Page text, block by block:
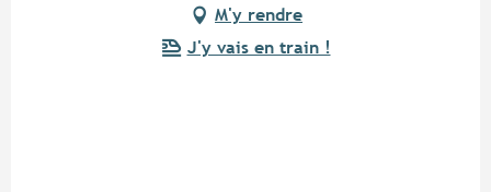
M'y rendre
J'y vais en train !